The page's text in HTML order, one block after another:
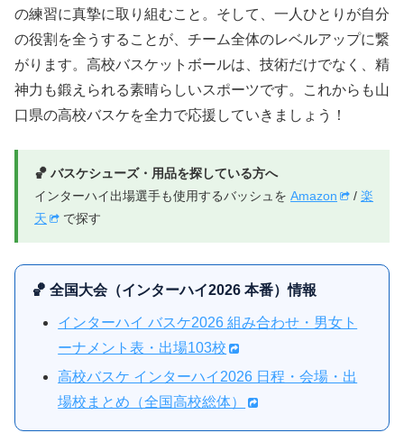
の練習に真摯に取り組むこと。そして、一人ひとりが自分
の役割を全うすることが、チーム全体のレベルアップに繋
がります。高校バスケットボールは、技術だけでなく、精
神力も鍛えられる素晴らしいスポーツです。これからも山
口県の高校バスケを全力で応援していきましょう！
🏀 バスケシューズ・用品を探している方へ
インターハイ出場選手も使用するバッシュを Amazon / 楽
天
で探す
🏀 全国大会（インターハイ2026 本番）情報
インターハイ バスケ2026 組み合わせ・男女ト
ーナメント表・出場103校
高校バスケ インターハイ2026 日程・会場・出
場校まとめ（全国高校総体）